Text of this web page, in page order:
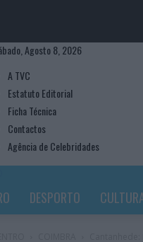
Agosto 8, 2026
A TVC
Estatuto Editorial
Ficha Técnica
Contactos
Agência de Celebridades
DESPORTO